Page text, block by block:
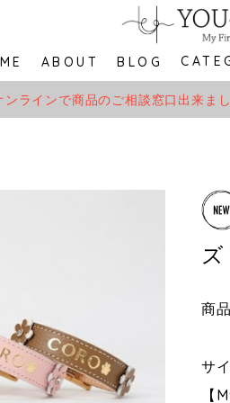
ンラインで商品のご相談窓口出来ま
ABOUT BLOG
商
サ
【